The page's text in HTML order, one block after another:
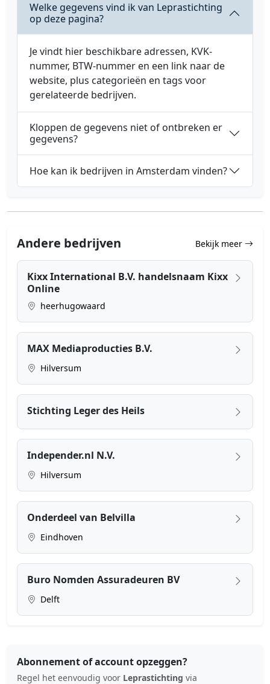
Welke gegevens vind ik van Leprastichting
op deze pagina?
Je vindt hier beschikbare adressen, KVK-
nummer, BTW-nummer en een link naar de
website, plus categorieën en tags voor
gerelateerde bedrijven.
Kloppen de gegevens niet of ontbreken er
gegevens?
Hoe kan ik bedrijven in Amsterdam vinden?
Andere bedrijven Bekijk meer
Kixx International B.V. handelsnaam Kixx
Online
heerhugowaard
MAX Mediaproducties B.V.
Hilversum
Stichting Leger des Heils
Independer.nl N.V.
Hilversum
Onderdeel van Belvilla
Eindhoven
Buro Nomden Assuradeuren BV
Delft
Abonnement of account opzeggen?
Regel het eenvoudig voor Leprastichting via